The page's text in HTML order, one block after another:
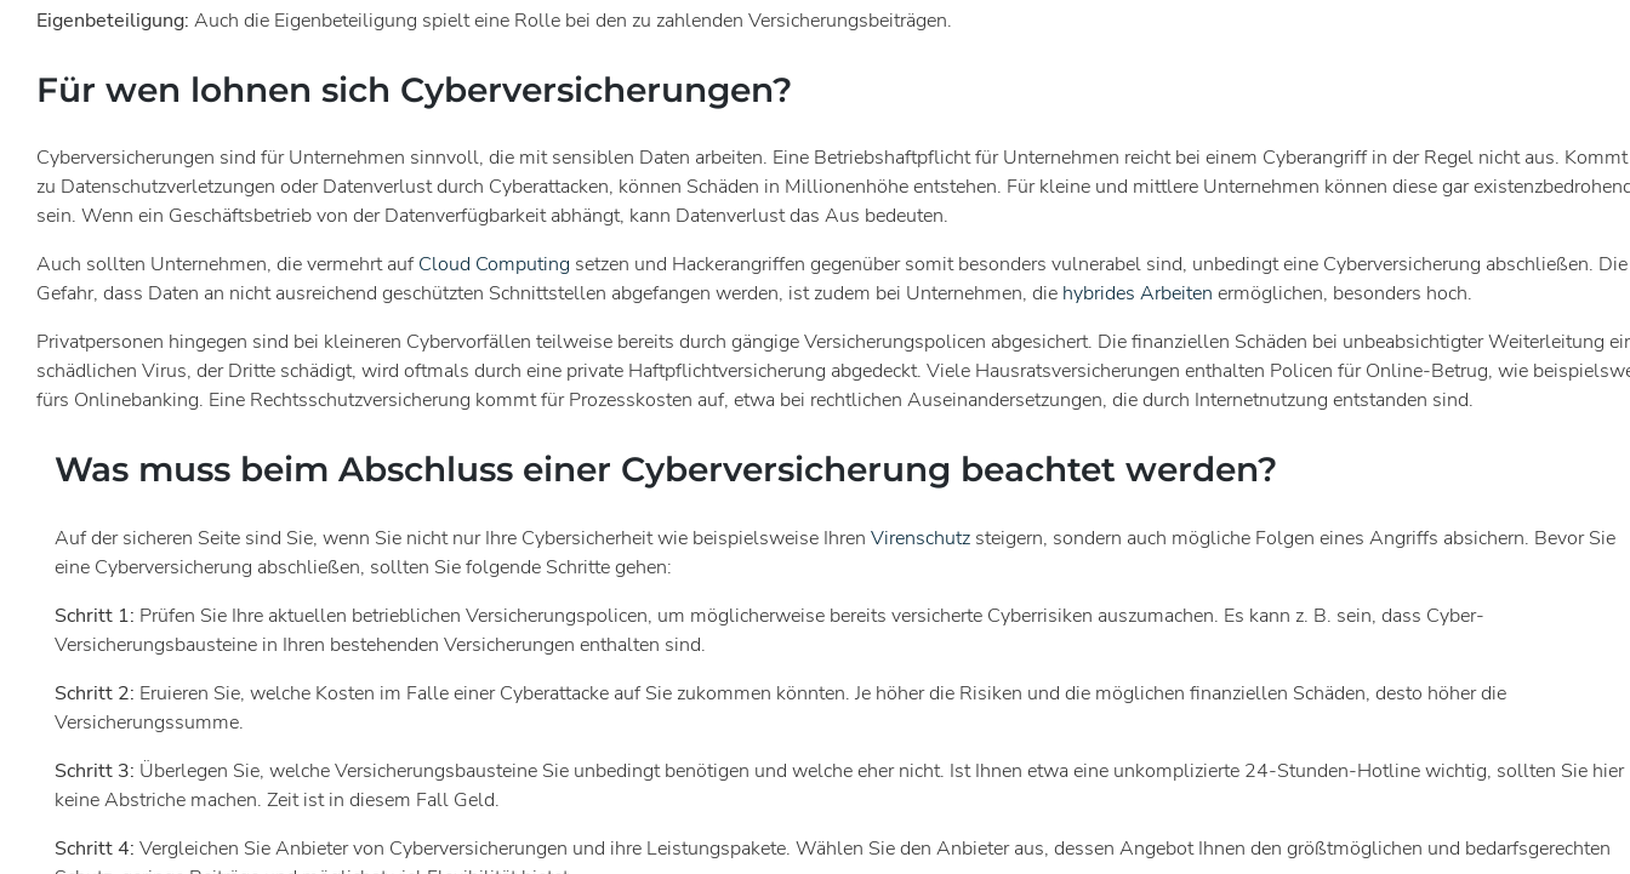
Eigenbeteiligung: Auch die Eigenbeteiligung spielt eine Rolle bei den zu zahlenden Versicherungsbeiträgen.
Für wen lohnen sich Cyberversicherungen?
Cyberversicherungen sind für Unternehmen sinnvoll, die mit sensiblen Daten arbeiten. Eine Betriebshaftpflicht für Unternehmen reicht bei einem Cyberangriff in der Regel nicht aus.
zu Datenschutzverletzungen oder Datenverlust durch Cyberattacken, können Schäden in Millionenhöhe entstehen. Für kleine und mittlere Unternehmen können diese gar
sein. Wenn ein Geschäftsbetrieb von der Datenverfügbarkeit abhängt, kann Datenverlust das Aus bedeuten.
Auch sollten Unternehmen, die vermehrt aufCloud Computing setzen und Hackerangriffen gegenüber somit besonders vulnerabel sind, unbedingt eine Cyberversicherung abschließen. Die
Gefahr, dass Daten an nicht ausreichend geschützten Schnittstellen abgefangen werden, ist zudem bei Unternehmen, die hybrides Arbeiten ermöglichen, besonders hoch.
Privatpersonen hingegen sind bei kleineren Cybervorfällen teilweise bereits durch gängige Versicherungspolicen abgesichert. Die finanziellen Schäden bei unbeabsichtigter Weiterleitung
schädlichen Virus, der Dritte schädigt, wird oftmals durch eine private Haftpflichtversicherung abgedeckt. Viele Hausratsversicherungen enthalten Policen für Online-Betrug, wie
fürs Onlinebanking. Eine Rechtsschutzversicherung kommt für Prozesskosten auf, etwa bei rechtlichen Auseinandersetzungen, die durch Internetnutzung entstanden sind.
Was muss beim Abschluss einer Cyberversicherung beachtet werden?
Auf der sicheren Seite sind Sie, wenn Sie nicht nur Ihre Cybersicherheit wie beispielsweise Ihren Virenschutz steigern, sondern auch mögliche Folgen eines Angriffs absichern. Bevor Sie
eine Cyberversicherung abschließen, sollten Sie folgende Schritte gehen:
Schritt 1: Prüfen Sie Ihre aktuellen betrieblichen Versicherungspolicen, um möglicherweise bereits versicherte Cyberrisiken auszumachen. Es kann z. B. sein, dass Cyber-
Versicherungsbausteine in Ihren bestehenden Versicherungen enthalten sind.
Schritt 2: Eruieren Sie, welche Kosten im Falle einer Cyberattacke auf Sie zukommen könnten. Je höher die Risiken und die möglichen finanziellen Schäden, desto höher die
Versicherungssumme.
Schritt 3: Überlegen Sie, welche Versicherungsbausteine Sie unbedingt benötigen und welche eher nicht. Ist Ihnen etwa eine unkomplizierte 24-Stunden-Hotline wichtig, sollten Sie hier
keine Abstriche machen. Zeit ist in diesem Fall Geld.
Schritt 4: Vergleichen Sie Anbieter von Cyberversicherungen und ihre Leistungspakete. Wählen Sie den Anbieter aus, dessen Angebot Ihnen den größtmöglichen und bedarfsgerechten